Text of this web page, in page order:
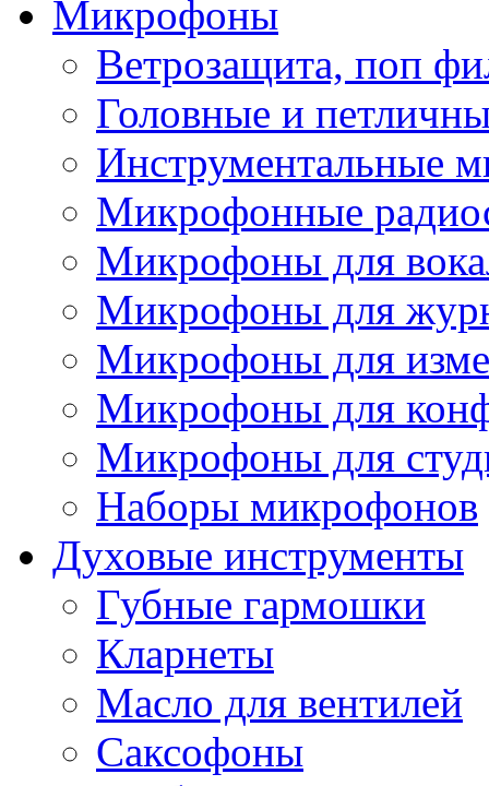
Микрофоны
Ветрозащита, поп
Головные и
Инструментальные
Микрофонные
Микрофоны для
Микрофоны для
Микрофоны для
Микрофоны для
Микрофоны для
Наборы микрофонов
Духовые инструменты
Губные гармошки
Кларнеты
Масло для вентилей
Саксофоны